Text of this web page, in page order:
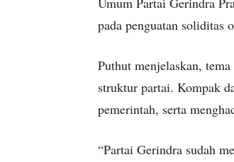
pada penguatan soliditas
Puthut menjelaskan,
struktur partai. Kompak
pemerintah, serta
“Partai Gerindra sudah